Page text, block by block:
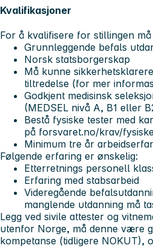
Kvalifikasjoner
For å kvalifisere for stillingen
Grunnleggende befals
Norsk statsborgerskap
Må kunne
tiltredelse (for mer
Godkjent medisinsk
(MEDSEL nivå A, B1 eller
Bestå fysiske tester med
på forsvaret.no/krav/
Minimum tre år
Følgende erfaring er ønskelig:
Etterretnings personell
Erfaring med stabsarbeid
Videregående
manglende utdanning må
Legg ved sivile attester og
utenfor Norge, må denne være
kompetanse (tidligere NOKUT),